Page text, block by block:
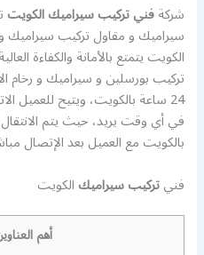
شركةفني تركيب سيراميك الكويت
سيراميك و مقاول تركيب سيراميك
الكويت يتمتع بالأمانة والكفاءة
تركيب بورسلين و سيراميك و رخام
24 ساعة بالكويت، ويتيح
في أي وقت يريد، حيث يتم
بالكويت مع العميل بعد الإتصال
فنيتركيب سيراميكالكويت
أهم